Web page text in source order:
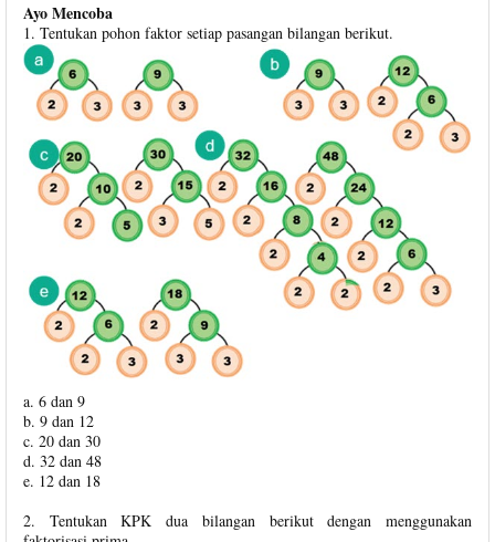
Ayo Mencoba
1. Tentukan pohon faktor setiap pasangan bilangan berikut.
a. 6 dan 9
b. 9 dan 12
c. 20 dan 30
d. 32 dan 48
e. 12 dan 18
2. Tentukan KPK dua bilangan berikut dengan menggunakan